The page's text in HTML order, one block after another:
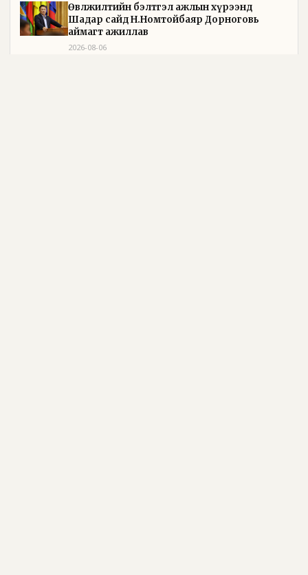
Өвөлжилтийн бэлтгэл ажлын хүрээнд
Шадар сайд Н.Номтойбаяр Дорноговь
аймагт ажиллав
2026-08-06